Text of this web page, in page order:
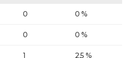
0 0 %
0 0 %
1 2,5 %